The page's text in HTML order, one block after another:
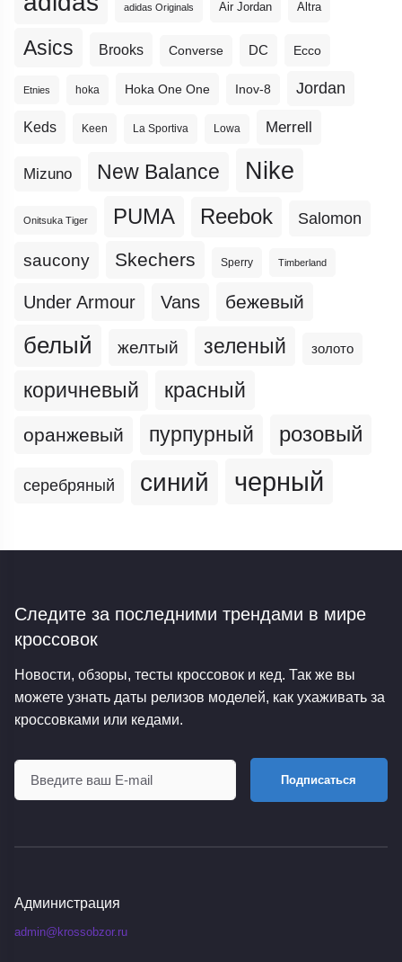
adidas Originals Air Jordan Altra
Asics Brooks Converse DC Ecco
Etnies hoka Hoka One One Inov-8 Jordan
Keds Keen La Sportiva Lowa Merrell
Mizuno New Balance Nike
Onitsuka Tiger PUMA Reebok Salomon
saucony Skechers Sperry Timberland
Under Armour Vans бежевый
белый желтый зеленый золото
коричневый красный
оранжевый пурпурный розовый
серебряный синий черный
Следите за последними трендами в мире
кроссовок
Новости, обзоры, тесты кроссовок и кед. Так же вы
можете узнать даты релизов моделей, как ухаживать за
кроссовками или кедами.
Подписаться
Администрация
admin@krossobzor.ru